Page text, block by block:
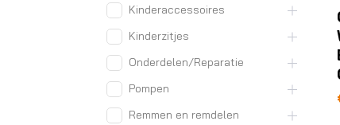
Kinderaccessoires
Kinderzitjes
Onderdelen/Reparatie
Pompen
Remmen en remdelen